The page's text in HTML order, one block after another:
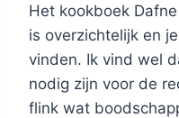
Het kookboek
is overzichtelijk en
vinden. Ik vind wel
nodig zijn voor de
flink wat